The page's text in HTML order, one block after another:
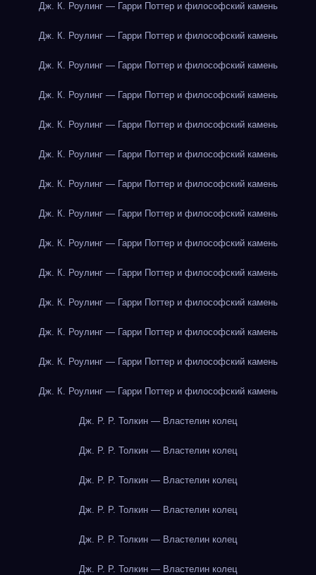
Дж. К. Роулинг — Гарри Поттер и философский камень
Дж. К. Роулинг — Гарри Поттер и философский камень
Дж. К. Роулинг — Гарри Поттер и философский камень
Дж. К. Роулинг — Гарри Поттер и философский камень
Дж. К. Роулинг — Гарри Поттер и философский камень
Дж. К. Роулинг — Гарри Поттер и философский камень
Дж. К. Роулинг — Гарри Поттер и философский камень
Дж. К. Роулинг — Гарри Поттер и философский камень
Дж. К. Роулинг — Гарри Поттер и философский камень
Дж. К. Роулинг — Гарри Поттер и философский камень
Дж. К. Роулинг — Гарри Поттер и философский камень
Дж. К. Роулинг — Гарри Поттер и философский камень
Дж. К. Роулинг — Гарри Поттер и философский камень
Дж. К. Роулинг — Гарри Поттер и философский камень
Дж. Р. Р. Толкин — Властелин колец
Дж. Р. Р. Толкин — Властелин колец
Дж. Р. Р. Толкин — Властелин колец
Дж. Р. Р. Толкин — Властелин колец
Дж. Р. Р. Толкин — Властелин колец
Дж. Р. Р. Толкин — Властелин колец